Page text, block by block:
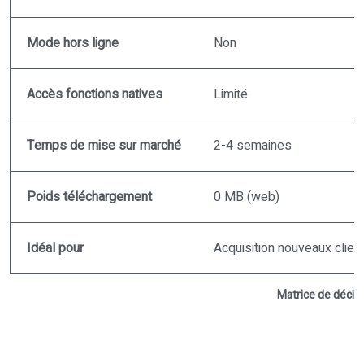
Matrice de
Mode hors ligne Non
Accès fonctions natives Limité
Temps de mise sur marché 2-4 semaines
Poids téléchargement 0 MB (web)
Idéal pour Acquisition nouveaux